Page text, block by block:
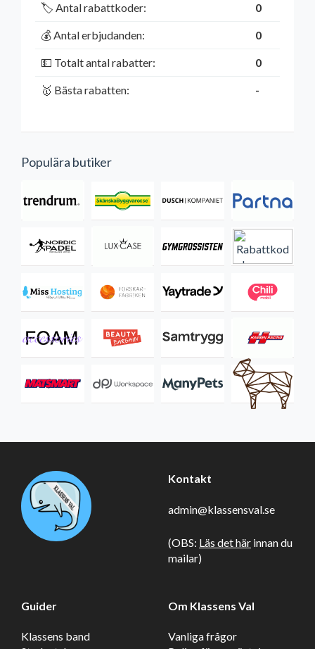
🏷️ Antal rabattkoder: 0
💰 Antal erbjudanden: 0
💵 Totalt antal rabatter: 0
🥇 Bästa rabatten: -
Populära butiker
Kontakt
admin@klassensval.se
(OBS: Läs det här innan du
mailar)
Guider
Klassens band
Om Klassens Val
Vanliga frågor